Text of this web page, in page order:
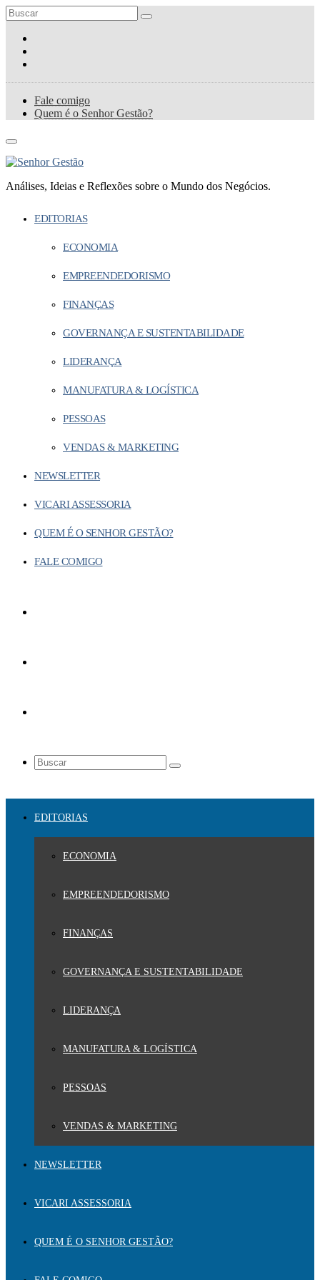
Fale comigo
Quem é o Senhor Gestão?
Análises, Ideias e Reflexões sobre o Mundo dos Negócios.
EDITORIAS
ECONOMIA
EMPREENDEDORISMO
FINANÇAS
GOVERNANÇA E SUSTENTABILIDADE
LIDERANÇA
MANUFATURA & LOGÍSTICA
PESSOAS
VENDAS & MARKETING
NEWSLETTER
VICARI ASSESSORIA
QUEM É O SENHOR GESTÃO?
FALE COMIGO
EDITORIAS
ECONOMIA
EMPREENDEDORISMO
FINANÇAS
GOVERNANÇA E SUSTENTABILIDADE
LIDERANÇA
MANUFATURA & LOGÍSTICA
PESSOAS
VENDAS & MARKETING
NEWSLETTER
VICARI ASSESSORIA
QUEM É O SENHOR GESTÃO?